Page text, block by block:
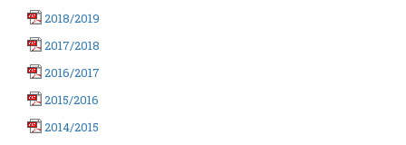
2018/2019
2017/2018
2016/2017
2015/2016
2014/2015